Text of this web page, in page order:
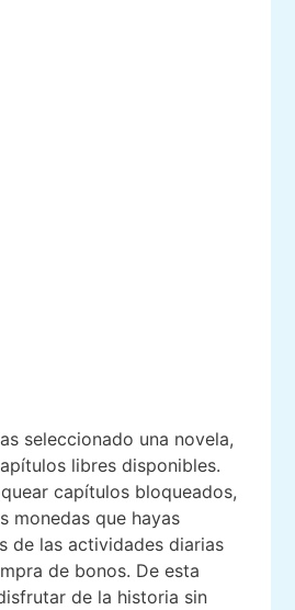
seleccionado una novela,
libres disponibles.
capítulos bloqueados,
monedas que hayas
de las actividades diarias
de bonos. De esta
de la historia sin